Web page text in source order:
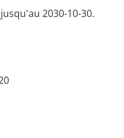
jusqu'au 2030-10-30.